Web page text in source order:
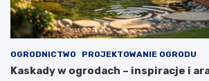
OGRODNICTWO PROJEKTOWANIE OGRODU
Kaskady w ogrodach – inspiracje i